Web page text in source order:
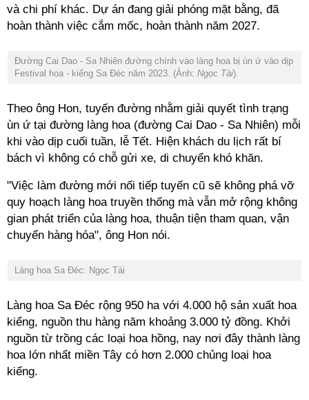
và chi phí khác. Dự án đang giải phóng mặt bằng, đã
hoàn thành việc cắm mốc, hoàn thành năm 2027.
Đường Cai Dao - Sa Nhiên đường chính vào làng hoa bị ùn ứ vào dịp
Festival hoa - kiểng Sa Đéc năm 2023. (Ảnh: Ngọc Tài).
Theo ông Hon, tuyến đường nhằm giải quyết tình trạng
ùn ứ tại đường làng hoa (đường Cai Dao - Sa Nhiên) mỗi
khi vào dịp cuối tuần, lễ Tết. Hiện khách du lịch rất bí
bách vì không có chỗ gửi xe, di chuyển khó khăn.
"Việc làm đường mới nối tiếp tuyến cũ sẽ không phá vỡ
quy hoạch làng hoa truyền thống mà vẫn mở rộng không
gian phát triển của làng hoa, thuận tiện tham quan, vận
chuyển hàng hóa", ông Hon nói.
Làng hoa Sa Đéc: Ngọc Tài
Làng hoa Sa Đéc rộng 950 ha với 4.000 hộ sản xuất hoa
kiểng, nguồn thu hàng năm khoảng 3.000 tỷ đồng. Khởi
nguồn từ trồng các loại hoa hồng, nay nơi đây thành làng
hoa lớn nhất miền Tây có hơn 2.000 chủng loại hoa
kiểng.